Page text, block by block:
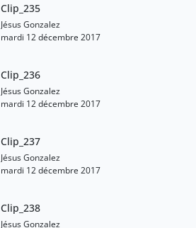
Clip_235
Jésus Gonzalez
mardi 12 décembre 2017
Clip_236
Jésus Gonzalez
mardi 12 décembre 2017
Clip_237
Jésus Gonzalez
mardi 12 décembre 2017
Clip_238
Jésus Gonzalez